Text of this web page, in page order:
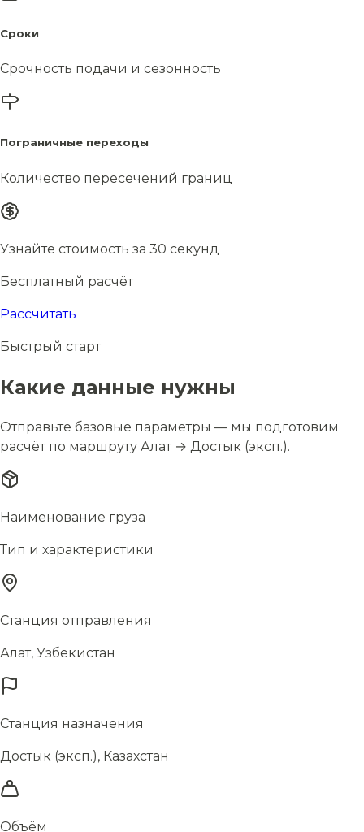
Сроки
Срочность подачи и сезонность
Пограничные переходы
Количество пересечений границ
Узнайте стоимость за 30 секунд
Бесплатный расчёт
Рассчитать
Быстрый старт
Какие данные нужны
Отправьте базовые параметры — мы подготовим
расчёт по маршруту Алат → Достык (эксп.).
Наименование груза
Тип и характеристики
Станция отправления
Алат, Узбекистан
Станция назначения
Достык (эксп.), Казахстан
Объём